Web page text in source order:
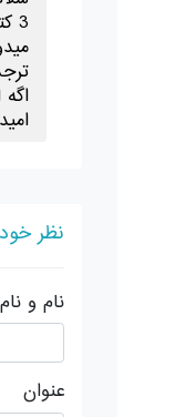
نظر
نام و
عنوان